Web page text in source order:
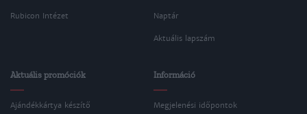
Rubicon Intézet Naptár
Aktuális lapszám
Aktuális promóciók
Ajándékkártya készítő
Információ
Megjelenési időpontok